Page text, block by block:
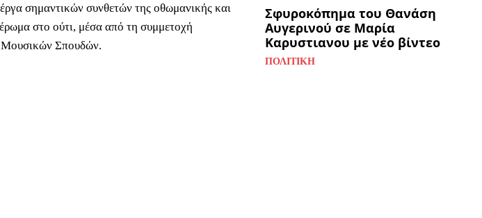
σημαντικών συνθετών της οθωμανικής και
στο ούτι, μέσα από τη συμμετοχή
Μουσικών Σπουδών.
Σφυροκόπημα του Θανάση
Αυγερινού σε Μαρία
Καρυστιανου με νέο βίντεο
ΠΟΛΙΤΙΚΉ